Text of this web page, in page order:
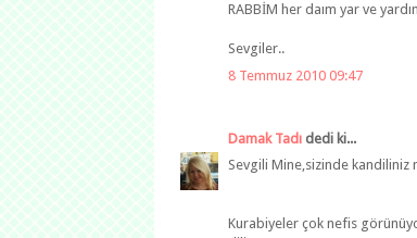
RABBİM her daım yar ve
Sevgiler..
8 Temmuz 2010 09:47
Damak Tadı dedi ki...
Sevgili Mine,sizinde kandiliniz
Kurabiyeler çok nefis